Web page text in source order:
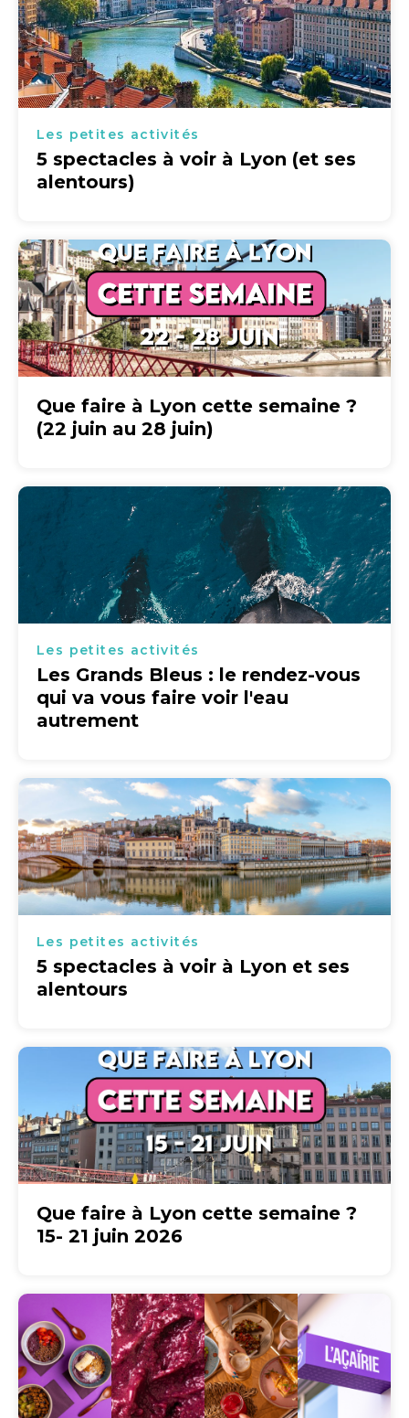
Les petites activités
5 spectacles à voir à Lyon (et ses
alentours)
Que faire à Lyon cette semaine ?
(22 juin au 28 juin)
Les petites activités
Les Grands Bleus : le rendez-vous
qui va vous faire voir l'eau
autrement
Les petites activités
5 spectacles à voir à Lyon et ses
alentours
Que faire à Lyon cette semaine ?
15- 21 juin 2026